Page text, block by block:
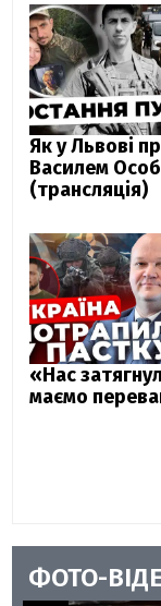
Як у Львові
Василем
(трансляція)
«Нас
маємо
ФОТО-